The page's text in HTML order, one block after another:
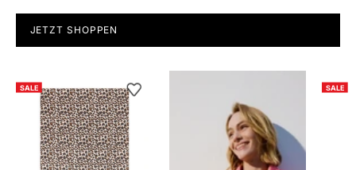
JETZT SHOPPEN
Handtuch
mit
Leomuster
und
forever-
SALE SALE